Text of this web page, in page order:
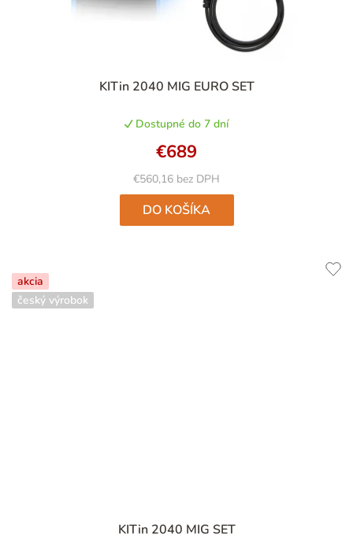
KITin 2040 MIG EURO SET
hodnotenie
je
5,0
z
5
hviezdičiek.
Dostupné do 7 dní
€560,16 bez DPH
€689
DO KOŠÍKA
akcia
český výrobok
KITin 2040 MIG SET